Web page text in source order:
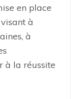
en place
à
à
à la réussite